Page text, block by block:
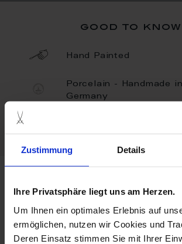
Zustimmung Details
Ihre Privatsphäre liegt uns am Herzen.
Um Ihnen ein optimales Erlebnis auf
ermöglichen, nutzen wir Cookies und
Deren Einsatz stimmen Sie mit Ihrer
good to know
Hand Painted
Porcelain - Handmade in
Germany
trademark